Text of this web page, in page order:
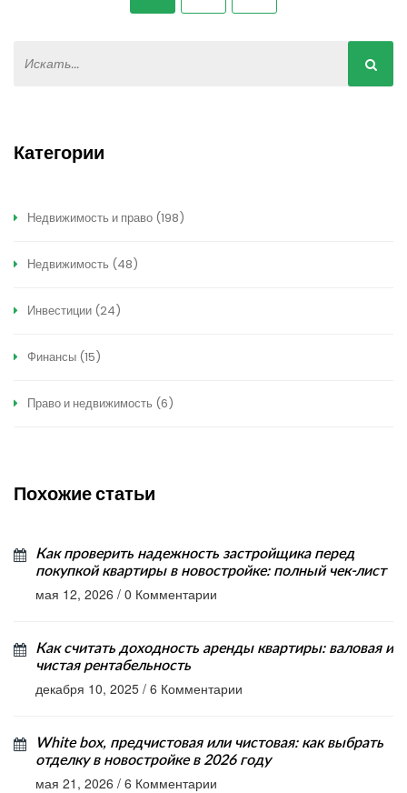
Категории
Недвижимость и право (198)
Недвижимость (48)
Инвестиции (24)
Финансы (15)
Право и недвижимость (6)
Похожие статьи
Как проверить надежность застройщика перед
покупкой квартиры в новостройке: полный чек-лист
мая 12, 2026 / 0 Комментарии
Как считать доходность аренды квартиры: валовая и
чистая рентабельность
декабря 10, 2025 / 6 Комментарии
White box, предчистовая или чистовая: как выбрать
отделку в новостройке в 2026 году
мая 21, 2026 / 6 Комментарии